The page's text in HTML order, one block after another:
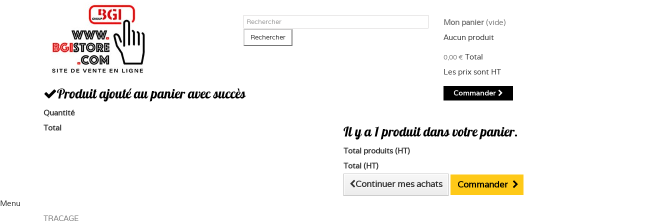
Rechercher
Mon panier (vide)
Aucun produit
0,00 € Total
Les prix sont HT
Commander
Produit ajouté au panier avec succès
Quantité
Total
Il y a 1 produit dans votre panier.
Total produits (HT)
Total (HT)
Continuer mes achats Commander
Menu
TRACAGE
Panneau de gestion des cookies